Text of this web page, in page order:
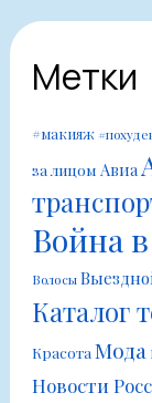
Метки
#макияж
за лицом Авиа
Война
Волосы
Каталог
Красота Мода
Новости